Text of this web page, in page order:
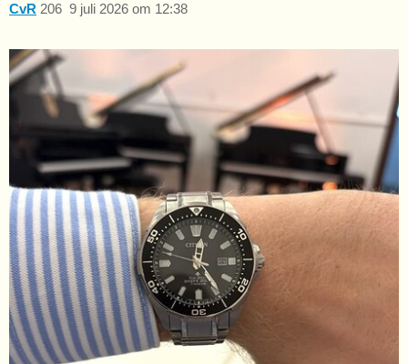
CvR 9 juli 2026 om 12:38
206